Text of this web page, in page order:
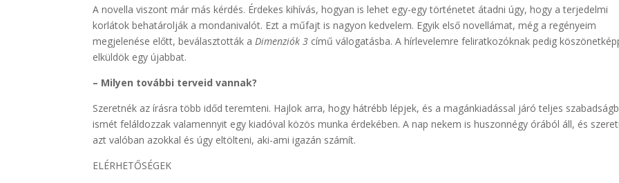
A novella viszont már más kérdés. Érdekes kihívás, hogyan is lehet egy-egy történetet átadni úgy, hogy a terjedelmi
korlátok behatárolják a mondanivalót. Ezt a műfajt is nagyon kedvelem. Egyik első novellámat, még a regényeim
megjelenése előtt, beválasztották a Dimenziók 3 című válogatásba. A hírlevelemre feliratkozóknak pedig
elküldök egy újabbat.
– Milyen további terveid vannak?
Szeretnék az írásra több időd teremteni. Hajlok arra, hogy hátrébb lépjek, és a magánkiadással járó teljes
ismét feláldozzak valamennyit egy kiadóval közös munka érdekében. A nap nekem is huszonnégy órából áll, és
azt valóban azokkal és úgy eltölteni, aki-ami igazán számít.
ELÉRHETŐSÉGEK